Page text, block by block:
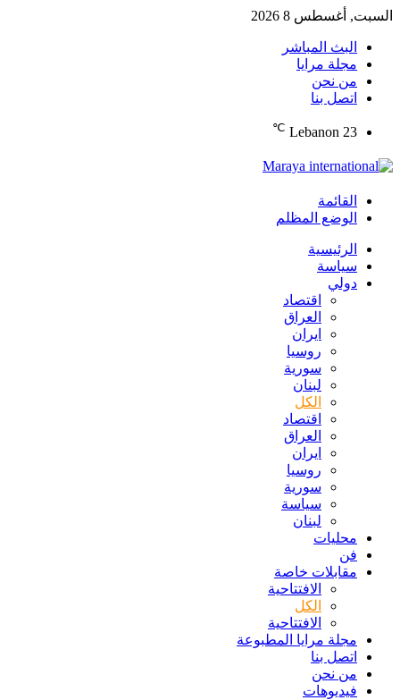
السبت, أغسطس 8 2026
البث المباشر
مجلة مرايا
من نحن
اتصل بنا
Lebanon 23
℃
القائمة
الوضع المظلم
الرئيسية
سياسة
دولي
اقتصاد
العراق
ايران
روسيا
سورية
لبنان
الكل
اقتصاد
العراق
ايران
روسيا
سورية
سياسة
لبنان
محليات
فن
مقابلات خاصة
الافتتاحیة
الكل
الافتتاحیة
مجلة مرايا المطبوعة
اتصل بنا
من نحن
فيديوهات